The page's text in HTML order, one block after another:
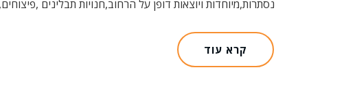
נסתרות,מיוחדות ויוצאות דופן על הרחוב,חנויות תבלינים
קרא עוד